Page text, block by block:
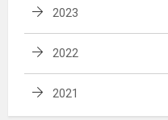
2023
2022
2021